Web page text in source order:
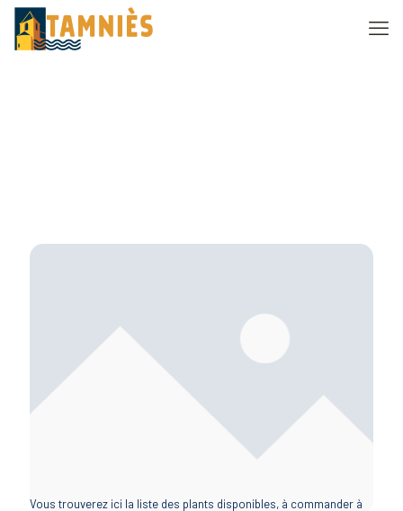
Vous trouverez ici la liste des plants disponibles, à commander à